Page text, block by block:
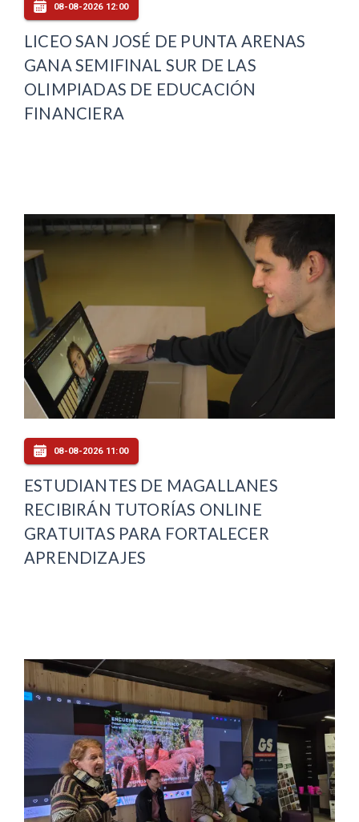
08-08-2026 12:00
LICEO SAN JOSÉ DE PUNTA ARENAS
GANA SEMIFINAL SUR DE LAS
OLIMPIADAS DE EDUCACIÓN
FINANCIERA
08-08-2026 11:00
ESTUDIANTES DE MAGALLANES
RECIBIRÁN TUTORÍAS ONLINE
GRATUITAS PARA FORTALECER
APRENDIZAJES